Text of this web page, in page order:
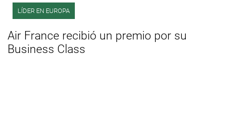
LÍDER EN EUROPA
Air France recibió un premio por su
Business Class